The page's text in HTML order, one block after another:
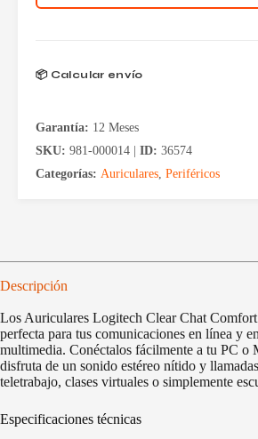
cantidad
📦 Calcular envío
Garantía: 12 Meses
SKU: 981-000014 | ID: 36574
Categorías: Auriculares Periféricos
Descripción
Los Auriculares Logitech Clear Chat
perfecta para tus comunicaciones en línea y
multimedia. Conéctalos fácilmente a tu PC o
disfruta de un sonido estéreo nítido y
teletrabajo, clases virtuales o simplemente
Especificaciones técnicas